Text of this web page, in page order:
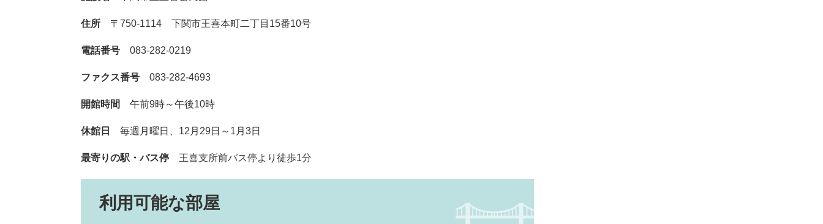
住所 〒750-1114 下関市王喜本町二丁目15番10号
電話番号 083-282-0219
ファクス番号 083-282-4693
開館時間 午前9時～午後10時
休館日 毎週月曜日、12月29日～1月3日
最寄りの駅・バス停 王喜支所前バス停より徒歩1分
利用可能な部屋